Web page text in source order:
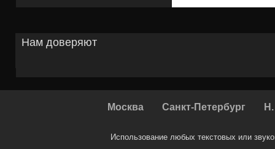
Нам доверяют
Москва Санкт-Петербург
Использование любых текстовых или